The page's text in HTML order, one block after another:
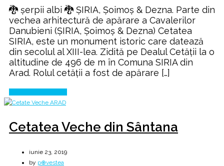
ȘIRIA
⚔️
🐉 şerpii albi 🐉 ȘIRIA, Şoimoş & Dezna. Parte din
vechea arhitectură de apărare a Cavalerilor
Danubieni (ȘIRIA, Şoimoş & Dezna) Cetatea
SIRIA, este un monument istoric care datează
din secolul al XIII-lea. Zidită pe Dealul Cetății la o
altitudine de 496 de m în Comuna SIRIA din
Arad. Rolul cetății a fost de apărare […]
Cetatea Veche din Sântana
iunie 23, 2019
by p⊕vestea